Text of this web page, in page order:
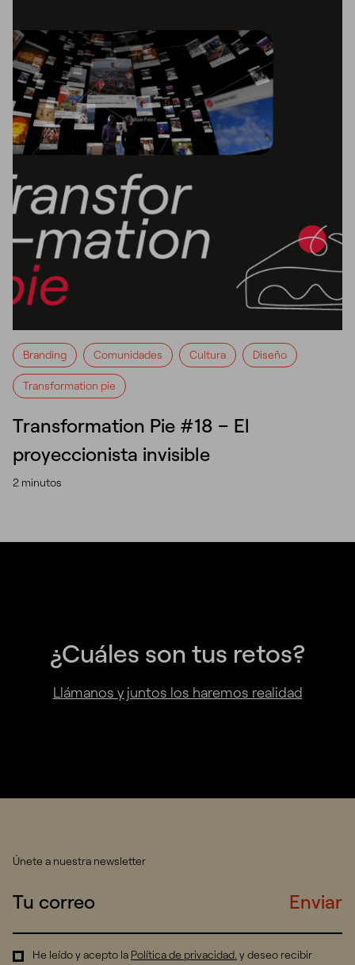
Branding Comunidades Cultura Diseño
Transformation pie
Transformation Pie #18 – El
proyeccionista invisible
2 minutos
¿Cuáles son tus retos?
Llámanos y juntos los haremos realidad
Únete a nuestra newsletter
Enviar
He leído y acepto la Política de privacidad. y deseo recibir